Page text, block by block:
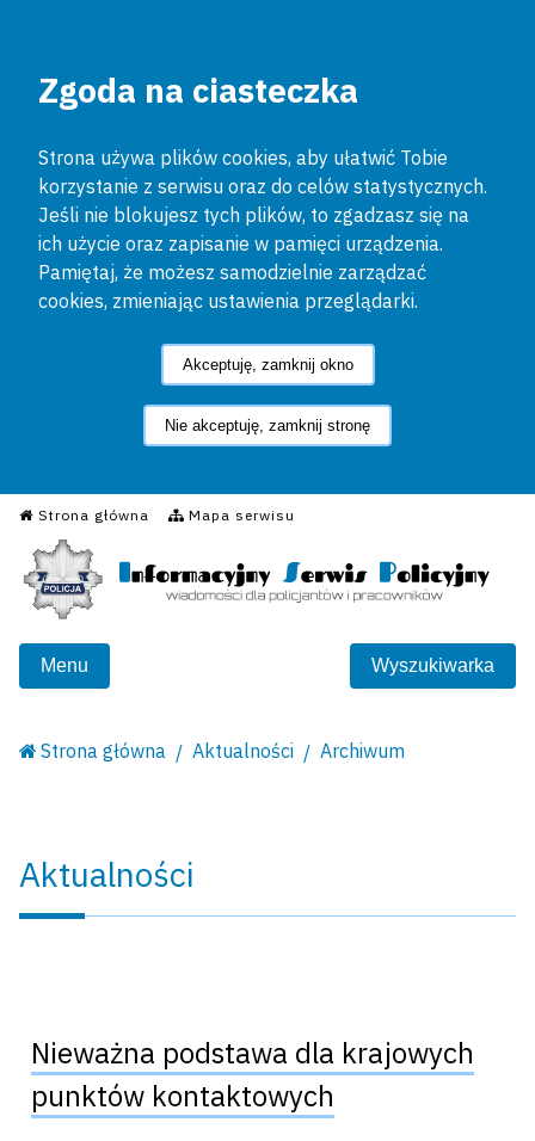
Zgoda na ciasteczka
Strona używa plików cookies, aby ułatwić Tobie
korzystanie z serwisu oraz do celów statystycznych.
Jeśli nie blokujesz tych plików, to zgadzasz się na
ich użycie oraz zapisanie w pamięci urządzenia.
Pamiętaj, że możesz samodzielnie zarządzać
cookies, zmieniając ustawienia przeglądarki.
Akceptuję, zamknij okno
Nie akceptuję, zamknij stronę
Strona główna Mapa serwisu
Informacyjny Serwis
Menu Wyszukiwarka
Strona główna Aktualności Archiwum
Aktualności
Nieważna podstawa dla krajowych
punktów kontaktowych